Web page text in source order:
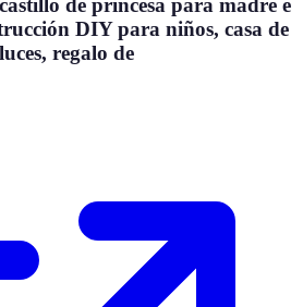
de princesa para madre e
DIY para niños, casa de
regalo de